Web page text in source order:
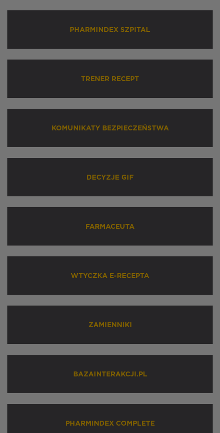
PHARMINDEX SZPITAL
TRENER RECEPT
KOMUNIKATY BEZPIECZEŃSTWA
DECYZJE GIF
FARMACEUTA
WTYCZKA E-RECEPTA
ZAMIENNIKI
BAZAINTERAKCJI.PL
PHARMINDEX COMPLETE